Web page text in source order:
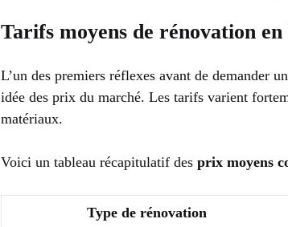
Tarifs moyens de rénovation
L’un des premiers réflexes avant de demander un
idée des prix du marché. Les tarifs varient
matériaux.
Voici un tableau récapitulatif des prix moyens
Type de rénovation